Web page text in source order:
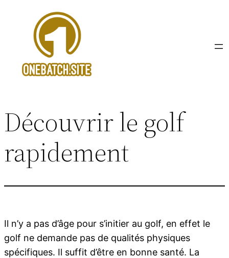
contenu
Découvrir le golf
rapidement
Il n’y a pas d’âge pour s’initier au golf, en effet le
golf ne demande pas de qualités physiques
spécifiques. Il suffit d’être en bonne santé. La